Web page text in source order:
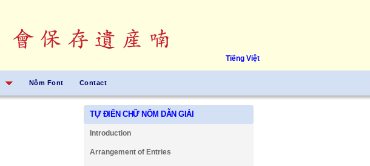
Tiếng Việt
Nôm Font Contact
TỰ ĐIỂN CHỮ NÔM DẪN GIẢI
Introduction
Arrangement of Entries